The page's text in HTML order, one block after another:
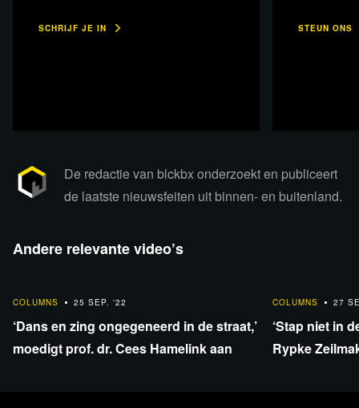
SCHRIJF JE IN STEUN ONS
De redactie van blckbx onderzoekt en publiceert
de laatste nieuwsfeiten uit binnen- en buitenland.
Andere relevante video’s
COLUMNS
25 SEP. '22
‘Dans en zing ongegeneerd in de straat,’
moedigt prof. dr. Cees Hamelink aan
COLUMNS
27
‘Stap niet in
Rypke